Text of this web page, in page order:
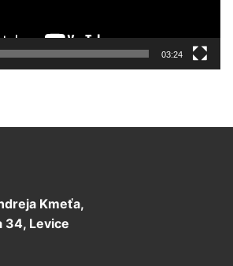
03:24
Kmeťa,
34, Levice